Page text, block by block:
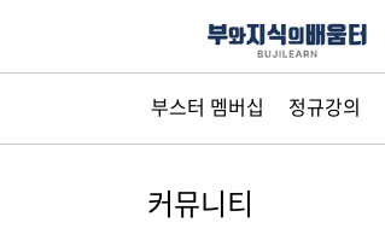
부스터 멤버십 정규강의
커뮤니티